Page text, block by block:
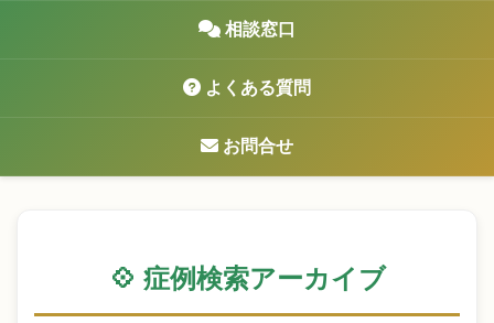
相談窓口
よくある質問
お問合せ
💠 症例検索アーカイブ